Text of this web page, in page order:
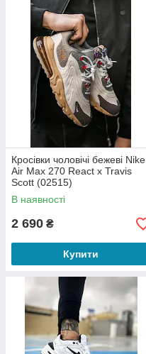
Кросівки чоловічі бежеві Nike
Air Max 270 React х Travis
Scott (02515)
В наявності
2 690 ₴
Купити